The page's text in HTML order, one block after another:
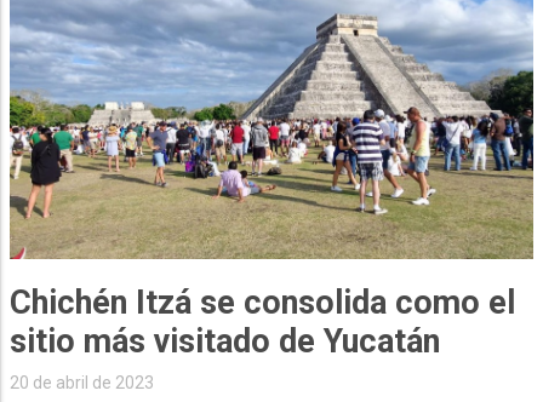
Chichén Itzá se consolida como el
sitio más visitado de Yucatán
20 de abril de 2023